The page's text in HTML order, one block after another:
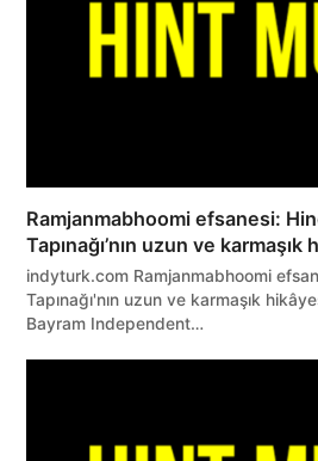
Ramjanmabhoomi efsanesi:
Tapınağı’nın uzun ve karmaşık
indyturk.com Ramjanmabhoomi
Tapınağı'nın uzun ve karmaşık
Bayram Independent…